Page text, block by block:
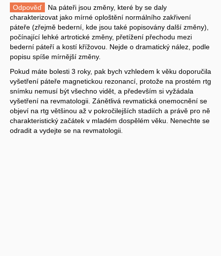
Odpověď
Na páteři jsou změny, které by se daly
charakterizovat jako mírné oploštění normálního zakřivení
páteře (zřejmě bederní, kde jsou také popisovány další změny),
počínající lehké artrotické změny, přetížení přechodu mezi
bederní páteří a kostí křížovou. Nejde o dramatický nález, podle
popisu spíše mírnější změny.
Pokud máte bolesti 3 roky, pak bych vzhledem k věku doporučila
vyšetření páteře magnetickou rezonancí, protože na prostém rtg
snímku nemusí být všechno vidět, a především si vyžádala
vyšetření na revmatologii. Zánětlivá revmatická onemocnění se
objeví na rtg většinou až v pokročilejších stadiích a právě pro ně
charakteristický začátek v mladém dospělém věku. Nenechte se
odradit a vydejte se na revmatologii.